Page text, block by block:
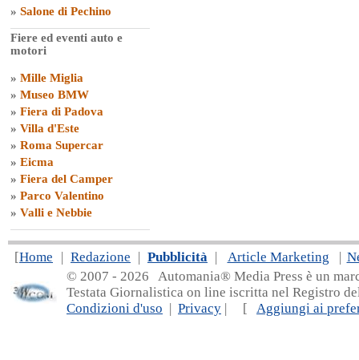
» Salone di Pechino
Fiere ed eventi auto e
motori
» Mille Miglia
» Museo BMW
» Fiera di Padova
» Villa d'Este
» Roma Supercar
» Eicma
» Fiera del Camper
» Parco Valentino
» Valli e Nebbie
[Home | Redazione | Pubblicità | Article Marketing |
© 2007 - 2026 Automania® Media Press è un
Testata Giornalistica on line iscritta nel Registro
Condizioni d'uso | Privacy | [ Aggiungi ai